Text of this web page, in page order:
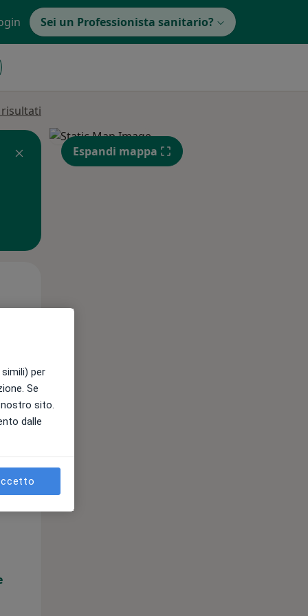
Sei un Professionista sanitario?
Mer,
Espandi mappa
per
Se
sito.
dalle